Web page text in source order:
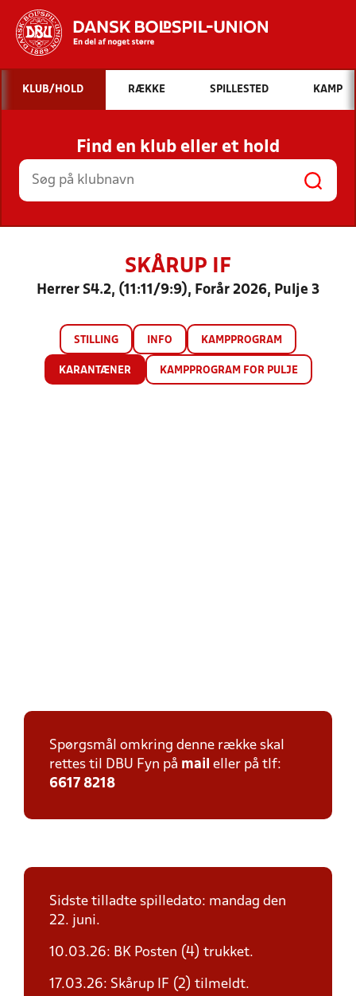
Hvad vil du søge efter?
INDHOLD OG NYHEDER
STILLINGER, RESULTATER, KLUBBER OG
HOLD
KLUB/HOLD RÆKKE SPILLESTED KAMP
Find en klub eller et hold
SKÅRUP IF
Herrer S4.2, (11:11/9:9), Forår 2026, Pulje 3
STILLING INFO KAMPPROGRAM
KARANTÆNER KAMPPROGRAM FOR PULJE
Spørgsmål omkring denne række skal
rettes til DBU Fyn på mail eller på tlf:
6617 8218
Sidste tilladte spilledato: mandag den
22. juni.
10.03.26: BK Posten (4) trukket.
17.03.26: Skårup IF (2) tilmeldt.